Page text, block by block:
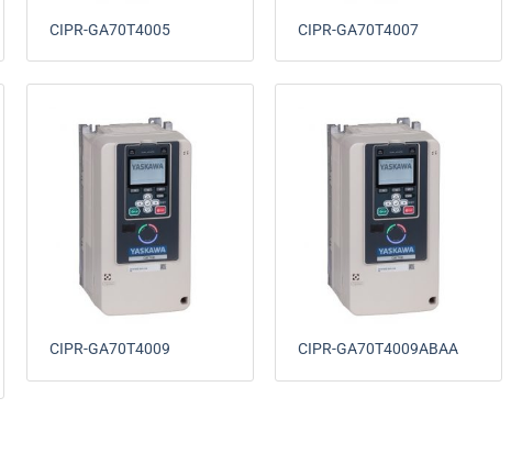
CIPR-GA70T4005 CIPR-GA70T4007
CIPR-GA70T4009 CIPR-GA70T4009ABAA